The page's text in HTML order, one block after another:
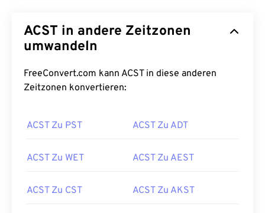
ACST in andere Zeitzonen
umwandeln
FreeConvert.com kann ACST in diese anderen
Zeitzonen konvertieren:
ACST Zu PST ACST Zu ADT
ACST Zu WET ACST Zu AEST
ACST Zu CST ACST Zu AKST